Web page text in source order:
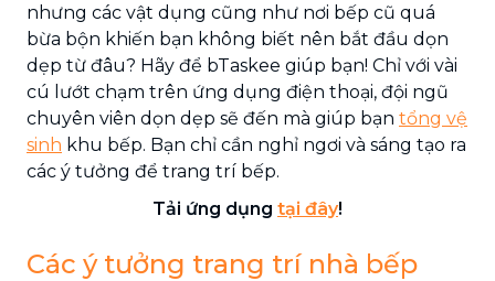
nhưng các vật dụng cũng như nơi bếp cũ quá
bừa bộn khiến bạn không biết nên bắt đầu dọn
dẹp từ đâu? Hãy để bTaskee giúp bạn! Chỉ với vài
cú lướt chạm trên ứng dụng điện thoại, đội ngũ
chuyên viên dọn dẹp sẽ đến mà giúp bạn tổng vệ
sinh khu bếp. Bạn chỉ cần nghỉ ngơi và sáng tạo ra
các ý tưởng để trang trí bếp.
Tải ứng dụng tại đây!
Các ý tưởng trang trí nhà bếp